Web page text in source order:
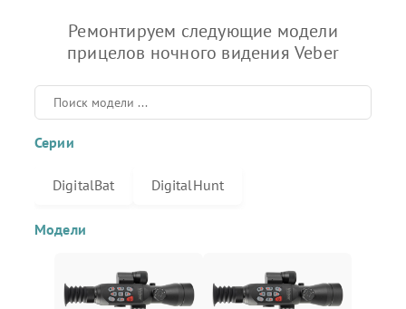
Ремонтируем следующие модели
прицелов ночного видения Veber
Серии
DigitalBat DigitalHunt
Модели